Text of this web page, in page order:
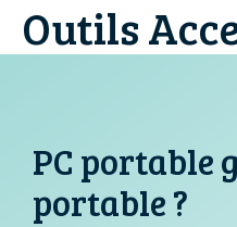
AllerOutils
PC portable
portable ?